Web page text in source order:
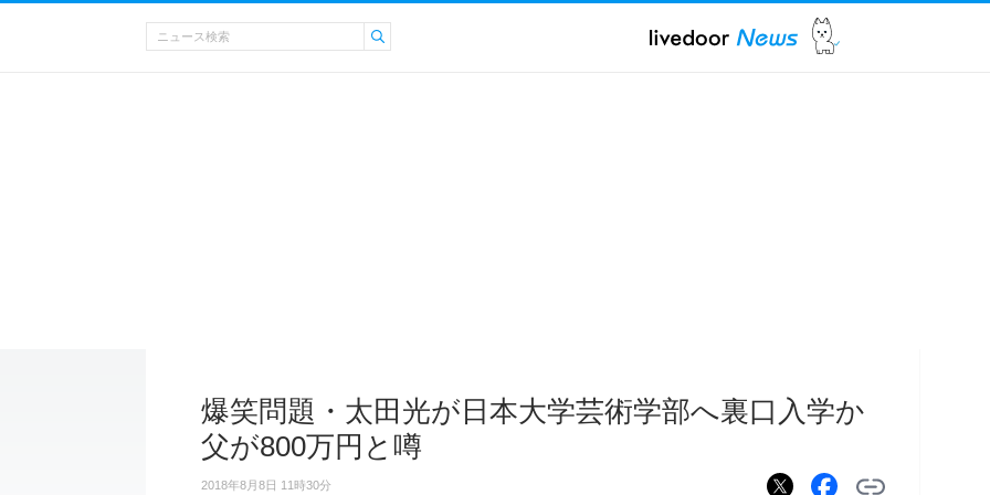
爆笑問題・太田光が日本大学芸術学部へ裏口入学か
父が800万円と噂
2018年8月8日 11時30分